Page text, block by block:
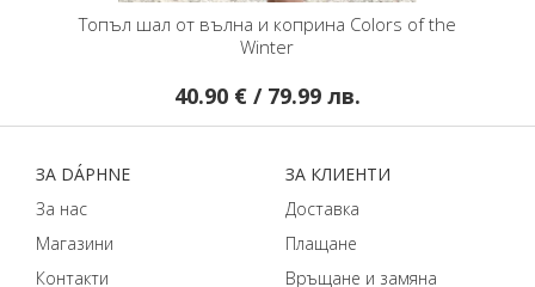
от вълна и коприна Colors of the
40.90 € / 79.99 лв.
Шал от мека тъкана
ЗA DÁPHNЕ
За нас
Магазини
Контакти
ЗA КЛИЕНТИ
Доставка
Плащане
Връщане и замяна